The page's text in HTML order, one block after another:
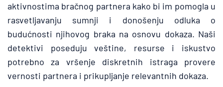
aktivnostima bračnog partnera kako bi im pomogla u
rasvetljavanju sumnji i donošenju odluka o
budućnosti njihovog braka na osnovu dokaza. Naši
detektivi poseduju veštine, resurse i iskustvo
potrebno za vršenje diskretnih istraga provere
vernosti partnera i prikupljanje relevantnih dokaza.